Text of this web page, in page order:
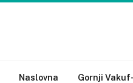
Naslovna Gornji